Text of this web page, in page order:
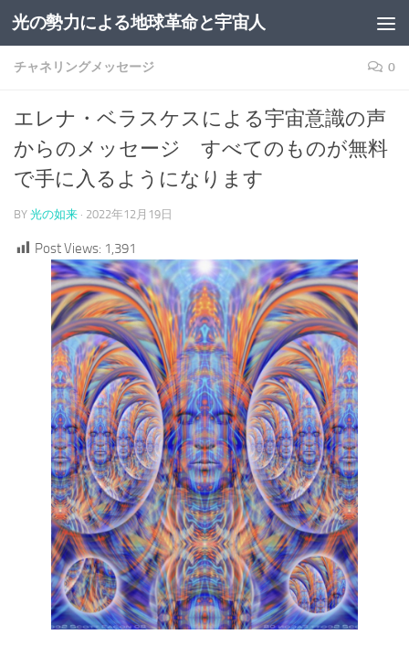
コンテンツへスキップ
光の勢力による地球革命と宇宙人
チャネリングメッセージ 0
エレナ・ベラスケスによる宇宙意識の声
からのメッセージ すべてのものが無料
で手に入るようになります
BY 光の如来 · 2022年12月19日
Post Views: 1,391